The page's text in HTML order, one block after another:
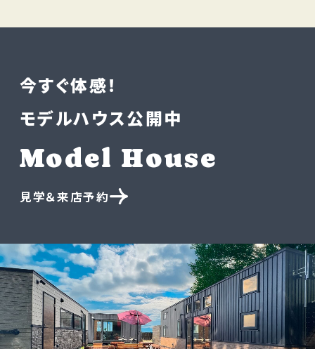
今すぐ体感！
モデルハウス公開中
Model House
見学＆来店予約